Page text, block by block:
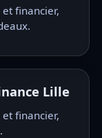
financier,
Lille
financier,